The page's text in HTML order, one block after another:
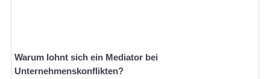
Warum lohnt sich ein Mediator bei
Unternehmenskonflikten?